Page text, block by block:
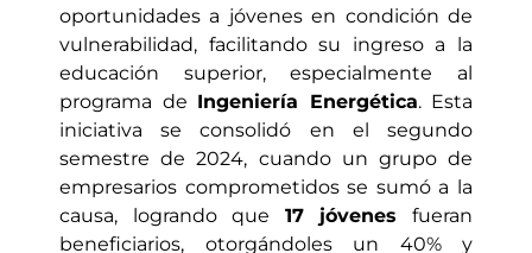
oportunidades a jóvenes en condición de
vulnerabilidad, facilitando su ingreso a la
educación superior, especialmente al
programa de Ingeniería Energética. Esta
iniciativa se consolidó en el segundo
semestre de 2024, cuando un grupo de
empresarios comprometidos se sumó a la
causa, logrando que 17 jóvenes fueran
beneficiarios, otorgándoles un 40% y